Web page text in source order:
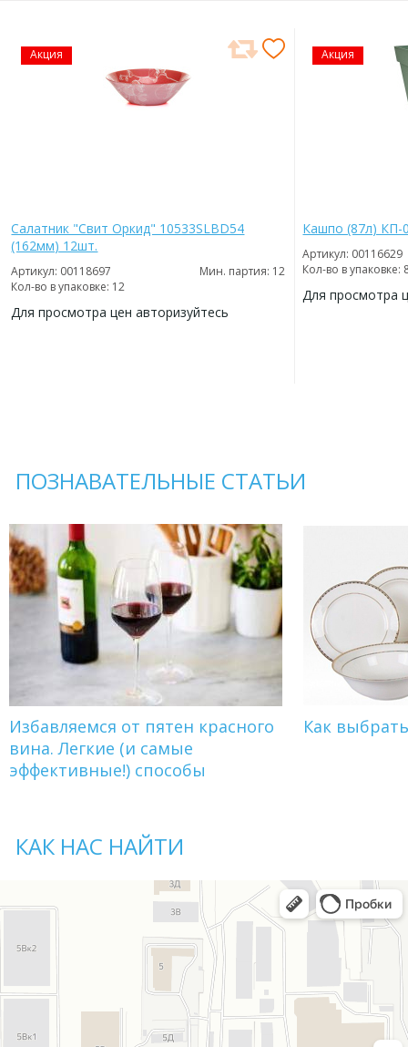
Акция
Салатник "Свит Оркид" 10533SLBD54
(162мм) 12шт.
Артикул: 00118697
Мин. партия: 12
Кол-во в упаковке: 12
Для просмотра цен авторизуйтесь
Акция
Кашпо (87л) КП-
Артикул: 00116629
Кол-во в упаковке:
Для просмотра
ПОЗНАВАТЕЛЬНЫЕ СТАТЬИ
Избавляемся от пятен красного
вина. Легкие (и самые
эффективные!) способы
Как
КАК НАС НАЙТИ